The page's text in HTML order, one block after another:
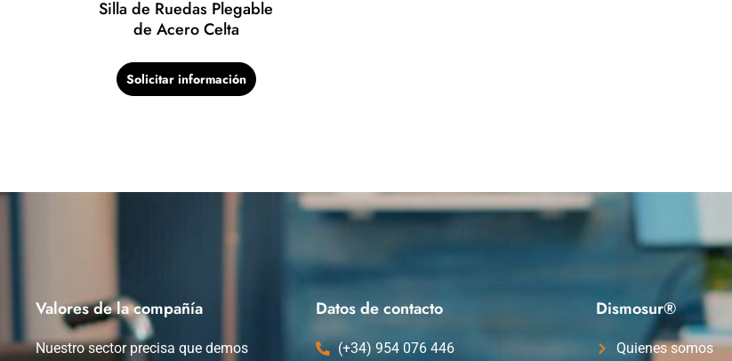
Silla de Ruedas Plegable
de Acero Celta
Solicitar información
Valores de la compañía
Nuestro sector precisa que demos
Datos de contacto
(+34) 954 076 446
Dismosur®
Quienes somos